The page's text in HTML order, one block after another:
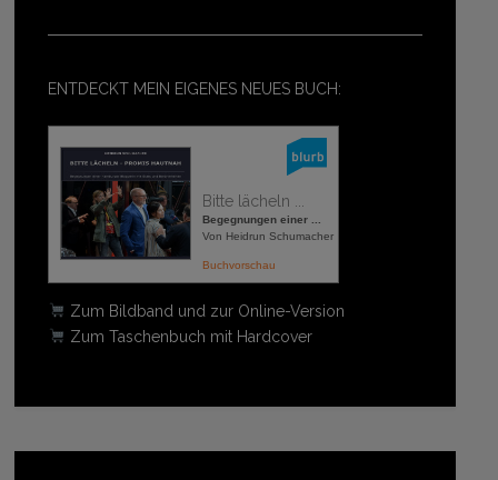
ENTDECKT MEIN EIGENES NEUES BUCH:
Bitte lächeln ...
Begegnungen einer ...
Von Heidrun Schumacher
Buchvorschau
Zum Bildband und zur Online-Version
Zum Taschenbuch mit Hardcover